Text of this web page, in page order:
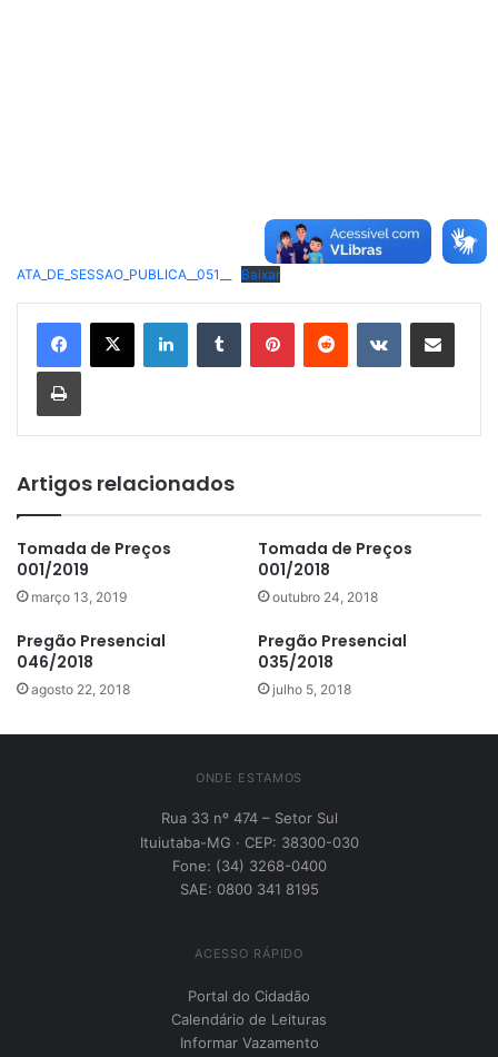
ATA_DE_SESSAO_PUBLICA__051__ Baixar
LinkedinTumblr PinterestReddit VK Compartilhar via e-mail
Imprimir
Artigos relacionados
Tomada de Preços
001/2019
março 13, 2019
Tomada de Preços
001/2018
outubro 24, 2018
Pregão Presencial
046/2018
agosto 22, 2018
Pregão Presencial
035/2018
julho 5, 2018
ONDE ESTAMOS
Rua 33 nº 474 – Setor Sul
Ituiutaba-MG · CEP: 38300-030
Fone: (34) 3268-0400
SAE: 0800 341 8195
ACESSO RÁPIDO
Portal do Cidadão
Calendário de Leituras
Informar Vazamento